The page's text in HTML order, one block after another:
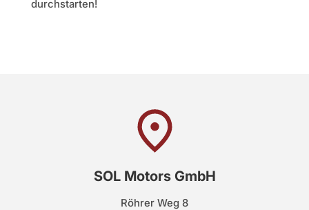
durchstarten!
SOL Motors GmbH
Röhrer Weg 8